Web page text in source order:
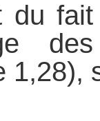
du
1,28),